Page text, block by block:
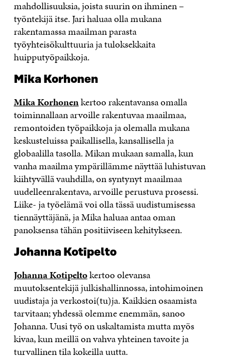
mahdollisuuksia, joista suurin on ihminen –
työntekijä itse. Jari haluaa olla mukana
rakentamassa maailman parasta
työyhteisökulttuuria ja tuloksekkaita
huipputyöpaikkoja.
Mika Korhonen
Mika Korhonenkertoo rakentavansa omalla
toiminnallaan arvoille rakentuvaa maailmaa,
remontoiden työpaikkoja ja olemalla mukana
keskusteluissa paikallisella, kansallisella ja
globaalilla tasolla. Mikan mukaan samalla, kun
vanha maailma ympärillämme näyttää luhistuvan
kiihtyvällä vauhdilla, on syntynyt maailmaa
uudelleenrakentava, arvoille perustuva prosessi.
Liike- ja työelämä voi olla tässä uudistumisessa
tiennäyttäjänä, ja Mika haluaa antaa oman
panoksensa tähän positiiviseen kehitykseen.
Johanna Kotipelto
Johanna Kotipeltokertoo olevansa
muutoksentekijä julkishallinnossa, intohimoinen
uudistaja ja verkostoi(tu)ja. Kaikkien osaamista
tarvitaan; yhdessä olemme enemmän, sanoo
Johanna. Uusi työ on uskaltamista mutta myös
kivaa, kun meillä on vahva yhteinen tavoite ja
turvallinen tila kokeilla uutta.